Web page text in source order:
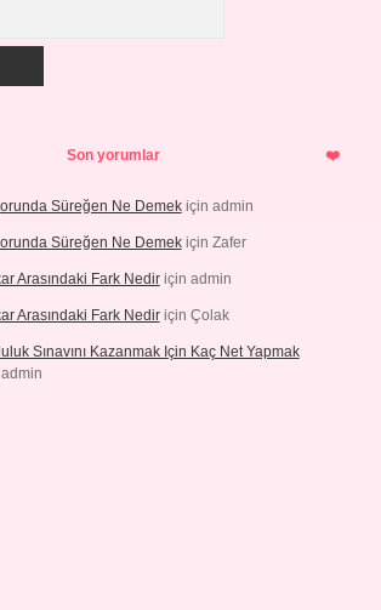
Son yorumlar
Süreğen Ne Demekiçin admin
Süreğen Ne Demekiçin Zafer
Arasındaki Fark Nediriçin admin
Arasındaki Fark Nediriçin Çolak
Sınavını Kazanmak Için Kaç Net Yapmak
admin